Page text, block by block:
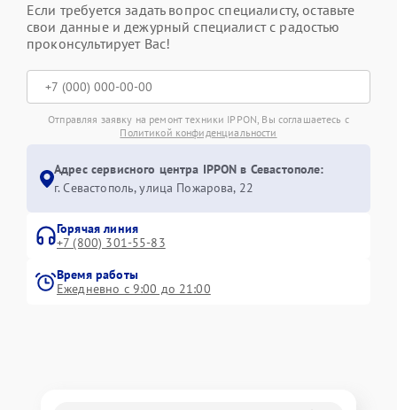
Если требуется задать вопрос специалисту, оставьте
свои данные и дежурный специалист с радостью
проконсультирует Вас!
Отправляя заявку на ремонт техники IPPON, Вы соглашаетесь с
Политикой конфиденциальности
Адрес сервисного центра IPPON в Севастополе:
г. Севастополь, улица Пожарова, 22
Горячая линия
+7 (800) 301-55-83
Время работы
Ежедневно с 9:00 до 21:00